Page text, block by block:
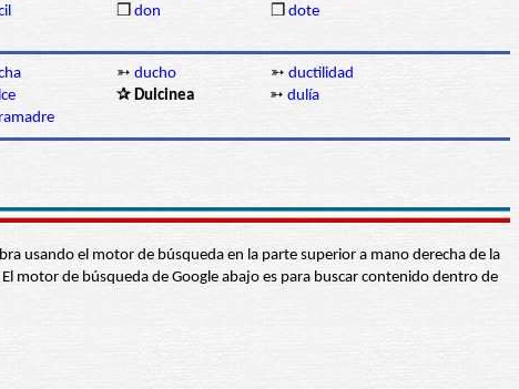
❒ don ❒ dote
➳ ducho ➳ ductilidad
✰ Dulcinea ➳ dulía
usando el motor de búsqueda en la parte superior a mano derecha de la
motor de búsqueda de Google abajo es para buscar contenido dentro de